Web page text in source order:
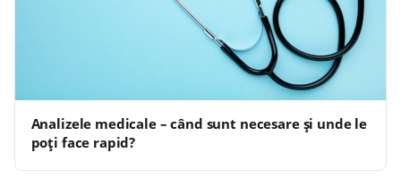
Analizele medicale – când sunt necesare și unde le
poți face rapid?